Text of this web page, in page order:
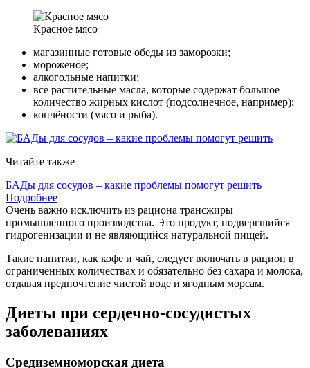
Красное мясо
магазинные готовые обеды из заморозки;
мороженое;
алкогольные напитки;
все растительные масла, которые содержат большое
количество жирных кислот (подсолнечное, например);
копчёности (мясо и рыба).
Читайте также
БАДы для сосудов – какие проблемы помогут решить
Подробнее
Очень важно исключить из рациона трансжиры
промышленного производства. Это продукт, подвергшийся
гидрогенизации и не являющийся натуральной пищей.
Такие напитки, как кофе и чай, следует включать в рацион в
ограниченных количествах и обязательно без сахара и молока,
отдавая предпочтение чистой воде и ягодным морсам.
Диеты при сердечно-сосудистых
заболеваниях
Средиземноморская диета